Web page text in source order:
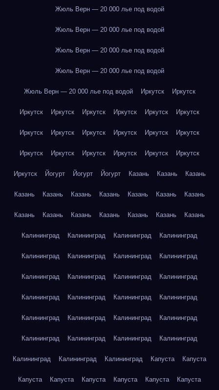
Жюль Верн — 20 000 лье под водой
Жюль Верн — 20 000 лье под водой
Жюль Верн — 20 000 лье под водой
Жюль Верн — 20 000 лье под водой
Жюль Верн — 20 000 лье под водой Иркутск Иркутск
Иркутск Иркутск Иркутск Иркутск Иркутск Иркутск
Иркутск Иркутск Иркутск Иркутск Иркутск Иркутск
Иркутск Иркутск Иркутск Иркутск Иркутск Иркутск
Иркутск Йогурт Йогурт Йогурт Казань Казань Казань
Казань Казань Казань Казань Казань Казань Казань
Казань Казань Казань Казань Казань Казань Казань
Калининград Калининград Калининград Калининград
Калининград Калининград Калининград Калининград
Калининград Калининград Калининград Калининград
Калининград Калининград Калининград Калининград
Калининград Калининград Калининград Калининград
Калининград Калининград Калининград Калининград
Калининград Калининград Калининград Капуста Капуста
Капуста Капуста Капуста Капуста Капуста Капуста